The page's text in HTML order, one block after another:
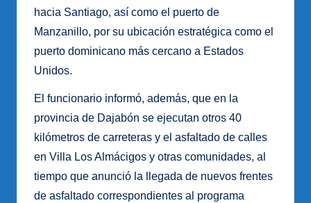
hacia Santiago, así como el puerto de
Manzanillo, por su ubicación estratégica como el
puerto dominicano más cercano a Estados
Unidos.
El funcionario informó, además, que en la
provincia de Dajabón se ejecutan otros 40
kilómetros de carreteras y el asfaltado de calles
en Villa Los Almácigos y otras comunidades, al
tiempo que anunció la llegada de nuevos frentes
de asfaltado correspondientes al programa